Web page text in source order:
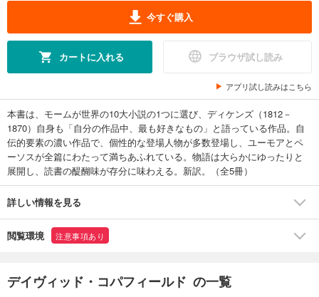
今すぐ購入
カートに入れる ブラウザ試し読み
アプリ試し読みはこちら
本書は、モームが世界の10大小説の1つに選び、ディケンズ（1812－
1870）自身も「自分の作品中、最も好きなもの」と語っている作品。自
伝的要素の濃い作品で、個性的な登場人物が多数登場し、ユーモアとペ
ーソスが全篇にわたって満ちあふれている。物語は大らかにゆったりと
展開し、読書の醍醐味が存分に味わえる。新訳。（全5冊）
詳しい情報を見る
閲覧環境 注意事項あり
デイヴィッド・コパフィールド の一覧